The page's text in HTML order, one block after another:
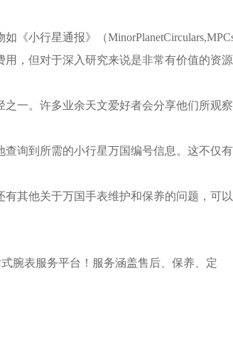
小行星通报》（
，但对于深入研究来说是非常有价值的资源
。许多业余天文爱好者会分享他们所观察
到所需的小行星万国编号信息。这不仅
其他关于万国手表维护和保养的问题，可